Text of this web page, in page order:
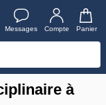
Messages Compte Panier
à